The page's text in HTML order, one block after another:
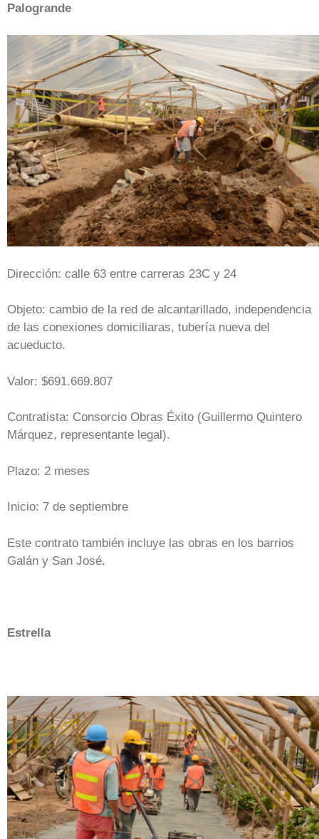
Palogrande
Dirección: calle 63 entre carreras 23C y 24
Objeto: cambio de la red de alcantarillado, independencia
de las conexiones domiciliaras, tubería nueva del
acueducto.
Valor: $691.669.807
Contratista: Consorcio Obras Éxito (Guillermo Quintero
Márquez, representante legal).
Plazo: 2 meses
Inicio: 7 de septiembre
Este contrato también incluye las obras en los barrios
Galán y San José.
Estrella